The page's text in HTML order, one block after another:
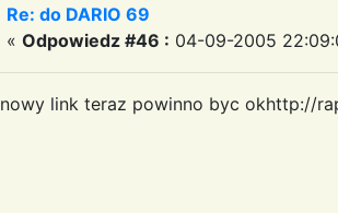
Re: do DARIO 69
« Odpowiedz #46 : 04-09-2005
nowy link teraz powinno byc okhttp://